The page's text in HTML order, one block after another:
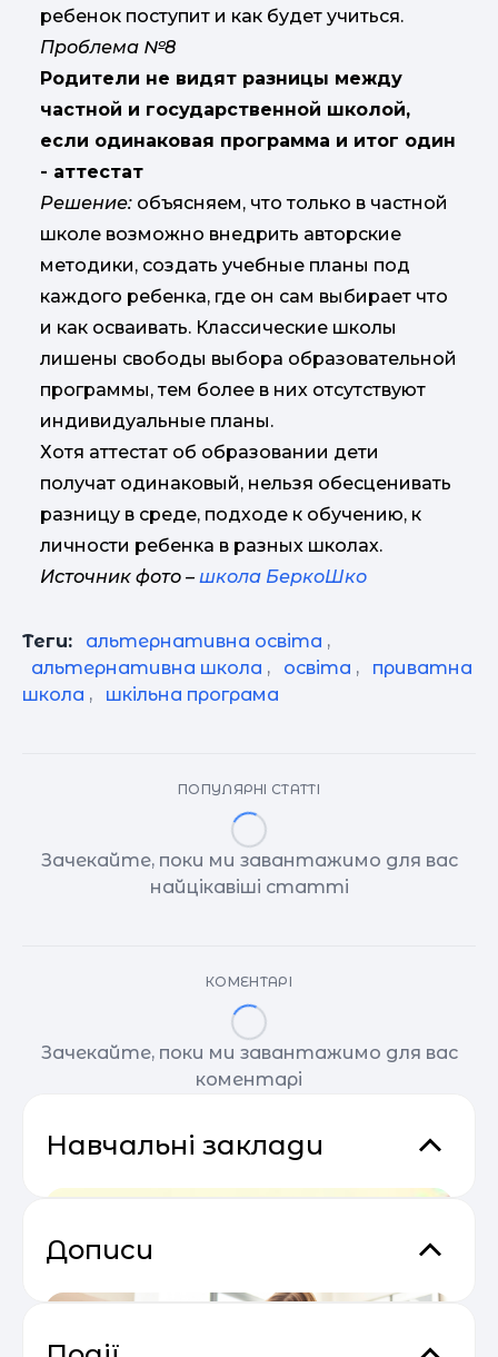
ребенок поступит и как будет учиться.
Проблема №8
Родители не видят разницы между
частной и государственной школой,
если одинаковая программа и итог один
- аттестат
Решение: объясняем, что только в частной
школе возможно внедрить авторские
методики, создать учебные планы под
каждого ребенка, где он сам выбирает что
и как осваивать. Классические школы
лишены свободы выбора образовательной
программы, тем более в них отсутствуют
индивидуальные планы.
Хотя аттестат об образовании дети
получат одинаковый, нельзя обесценивать
разницу в среде, подходе к обучению, к
личности ребенка в разных школах.
Источник фото – школа БеркоШко
Теги: альтернативна освіта ,
альтернативна школа , освіта ,
приватна
школа , шкільна програма
ПОПУЛЯРНІ СТАТТІ
Зачекайте, поки ми завантажимо для вас
найцікавіші статті
КОМЕНТАРІ
Зачекайте, поки ми завантажимо для вас
коментарі
Навчальні заклади
Дописи